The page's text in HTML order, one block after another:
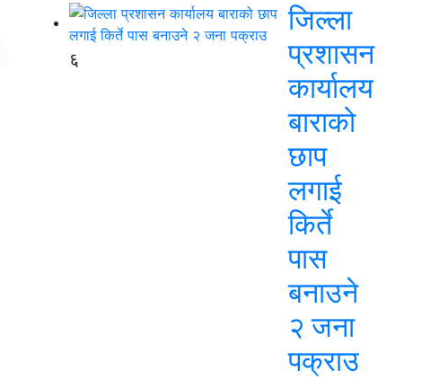
६
जिल्ला
प्रशासन
कार्यालय
बाराको
छाप
लगाई
किर्ते
पास
बनाउने
२ जना
पक्राउ